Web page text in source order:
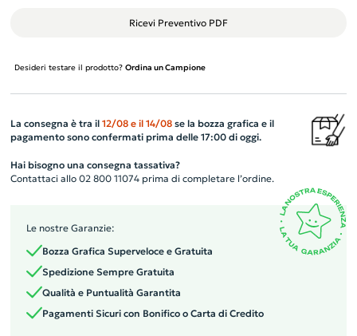
Ricevi Preventivo PDF
Desideri testare il prodotto? Ordina un Campione
La consegna è tra il 12/08 e il 14/08se la bozza grafica e il
pagamento sono confermati prima delle 17:00 di oggi.
Hai bisogno una consegna tassativa?
Contattaci allo 02 800 11074 prima di completare l’ordine.
Le nostre Garanzie:
Bozza Grafica Superveloce e Gratuita
Spedizione Sempre Gratuita
Qualità e Puntualità Garantita
Pagamenti Sicuri con Bonifico o Carta di Credito